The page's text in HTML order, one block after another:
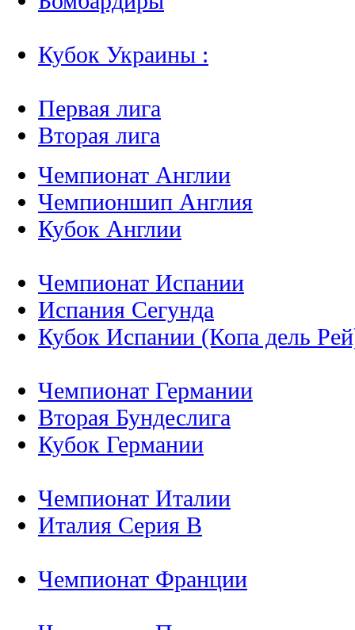
Вторая лига
Чемпионшип Англия
Кубок Англии
Испания Сегунда
Кубок Испании (Копа дель
Вторая Бундеслига
Кубок Германии
Италия Серия B